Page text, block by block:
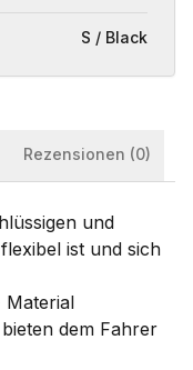
S / Black
Rezensionen (0)
und
ist und sich
Material
dem Fahrer